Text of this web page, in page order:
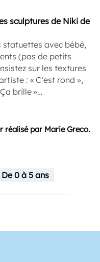
sculptures de Niki de
statuettes avec bébé,
(pas de petits
sur les textures
: « C’est rond »,
brille »…
réalisé par Marie Greco.
De 0 à 5 ans